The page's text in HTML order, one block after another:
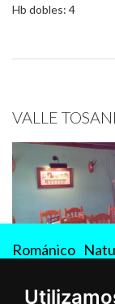
Hb dobles: 4
VALLE
Románico